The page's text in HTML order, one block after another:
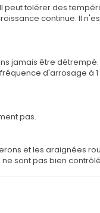
tolérer des
continue. Il
jamais être
d'arrosage à
pas.
et les araignées
sont pas bien